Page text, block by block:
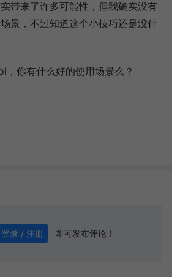
带来了许多可能性，但我确实没有
景，不过知道这个小技巧还是没什
你有什么好的使用场景么？
登录 / 注册 即可发布评论！